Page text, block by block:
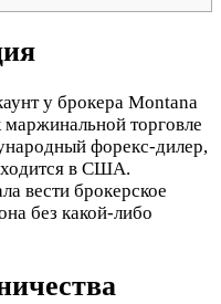
у брокера Montana
торговле
форекс-дилер,
в США.
вести брокерское
без какой-либо